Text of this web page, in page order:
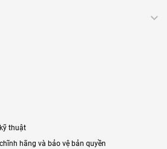
thuật
hãng và bảo vệ bản quyền